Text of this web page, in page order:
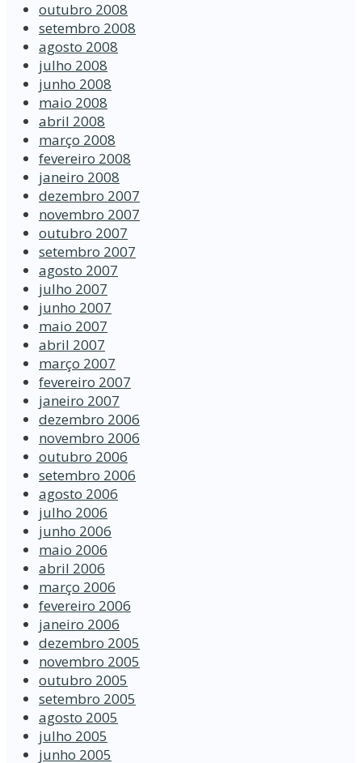
outubro 2008
setembro 2008
agosto 2008
julho 2008
junho 2008
maio 2008
abril 2008
março 2008
fevereiro 2008
janeiro 2008
dezembro 2007
novembro 2007
outubro 2007
setembro 2007
agosto 2007
julho 2007
junho 2007
maio 2007
abril 2007
março 2007
fevereiro 2007
janeiro 2007
dezembro 2006
novembro 2006
outubro 2006
setembro 2006
agosto 2006
julho 2006
junho 2006
maio 2006
abril 2006
março 2006
fevereiro 2006
janeiro 2006
dezembro 2005
novembro 2005
outubro 2005
setembro 2005
agosto 2005
julho 2005
junho 2005